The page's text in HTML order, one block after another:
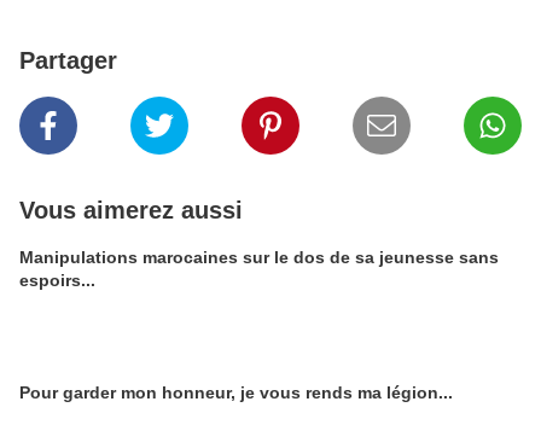
Partager
Vous aimerez aussi
Manipulations marocaines sur le dos de sa jeunesse sans
espoirs...
Pour garder mon honneur, je vous rends ma légion...